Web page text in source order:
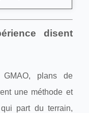
disent
GMAO, plans de
une méthode et
part du terrain,